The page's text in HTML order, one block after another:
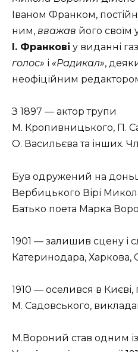
Іваном Франком,
ним, вважав його своїм
І. Франкові у виданні
голос» і «Радикал»,
неофіційним
З 1897 — актор трупи
М. Кропивницького, П.
О. Васильєва та інших.
Був одружений на
Вербицького Вірі
Батько поета Марка
1901 — залишив сцену і
Катеринодара, Харкова,
1910 — оселився в Києві,
М. Садовського,
М.Вороний став одним із